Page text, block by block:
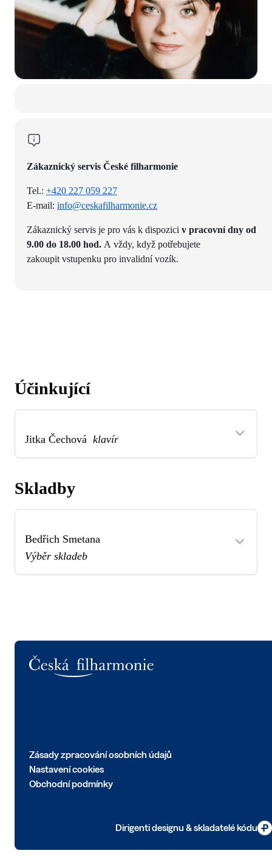
Zákaznický servis České filharmonie
Tel.: +420 227 059 227
E-mail: info@ceskafilharmonie.cz
Zákaznický servis je pro vás k dispozici v pracovní dny od
9.00 do 18.00 hod. A vždy, když potřebujete
zakoupit vstupenku pro invalidní vozík.
Účinkující
Jitka Čechová klavír
Skladby
Bedřich Smetana
Výběr skladeb
Zásady zpracování osobních údajů
Nastavení cookies
Obchodní podmínky
Dirigenti designu & skladatelé kódu